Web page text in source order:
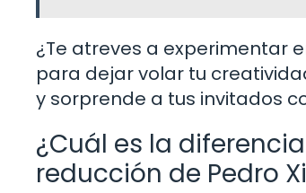
¿Te atreves a experimentar
para dejar volar tu
y sorprende a tus invitados
¿Cuál es la
reducción de Pedro